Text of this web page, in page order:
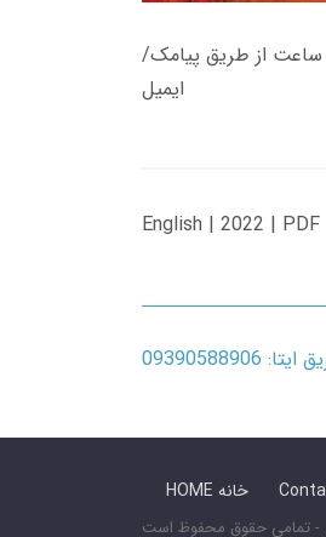
زمان تحویل کتاب های 600 هزار تومانی دانلود فوری از حساب کاربری می باشد، و زمان تحویل لینک دانلود کتاب های 500 هزار تومانی حداکثر 12 ساعت از طریق پیامک/
ایمیل
English | 2022 | PDF
HOME خانه